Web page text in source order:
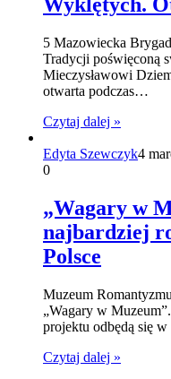
Wyklętych.
5 Mazowiecka
Tradycji poświęconą
Mieczysławowi
otwarta podczas…
Czytaj dalej »
Edyta Szewczyk4
0
„Wagary w
najbardziej
Polsce
Muzeum
„Wagary w
projektu odbędą się
Czytaj dalej »